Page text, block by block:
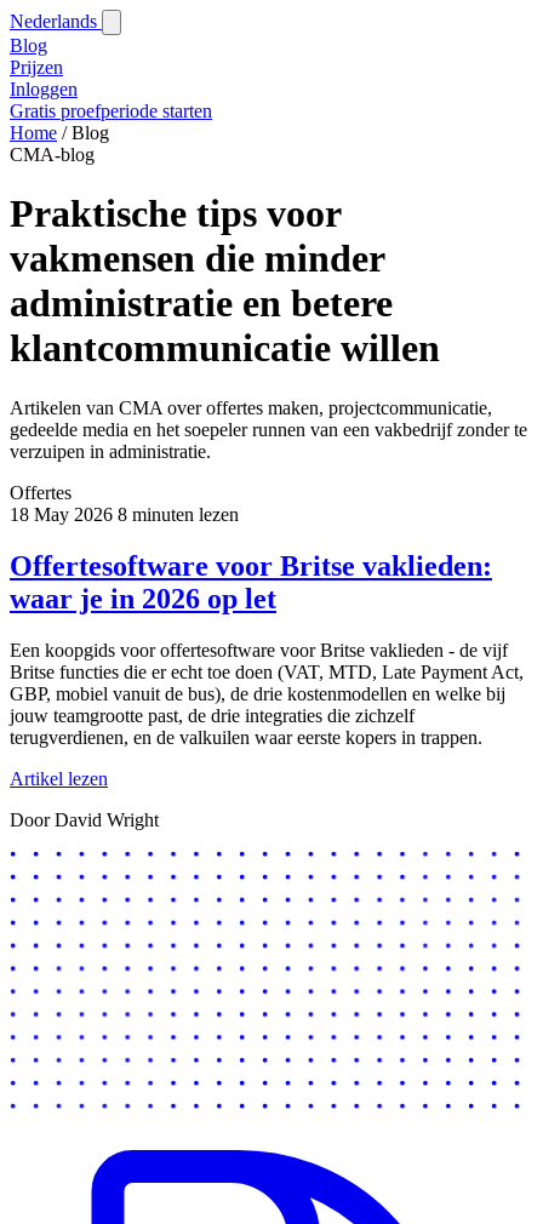
Nederlands
Blog‎
Prijzen
Inloggen
Gratis proefperiode starten
Home / Blog‎
CMA-blog
Praktische tips voor
vakmensen die minder
administratie en betere
klantcommunicatie willen
Artikelen van CMA over offertes maken, projectcommunicatie,
gedeelde media en het soepeler runnen van een vakbedrijf zonder te
verzuipen in administratie.
Offertes
18 May 2026 8 minuten lezen
Offertesoftware voor Britse vaklieden:
waar je in 2026 op let
Een koopgids voor offertesoftware voor Britse vaklieden - de vijf
Britse functies die er echt toe doen (VAT, MTD, Late Payment Act,
GBP, mobiel vanuit de bus), de drie kostenmodellen en welke bij
jouw teamgrootte past, de drie integraties die zichzelf
terugverdienen, en de valkuilen waar eerste kopers in trappen.
Artikel lezen
Door David Wright